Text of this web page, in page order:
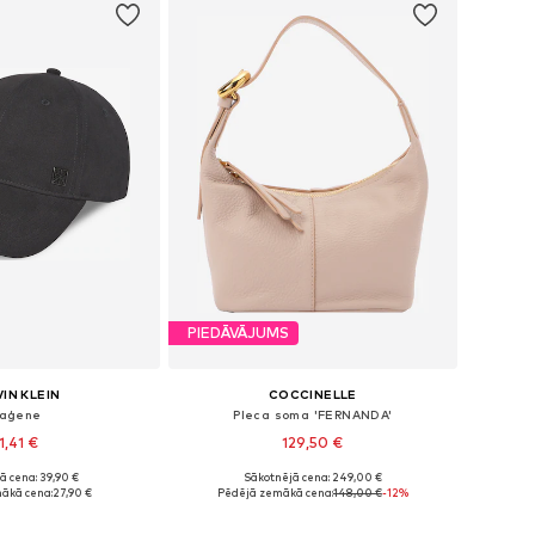
KLEIN
€
izmēri: 55-60
cena: 39,90 €
cena:27,90 €
PIEDĀVĀJUMS
COCCINELLE
Pleca soma 'FERNANDA'
129,50 €
Pieejamie izmēri: One Size
Sākotnējā cena: 249,00 €
Pēdējā zemākā cena:148,00 €-12%